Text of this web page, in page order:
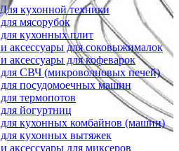
Для кухонной техники
мясорубок
кухонных плит
аксессуары для соковыжималок
аксессуары для кофеварок
для СВЧ (микроволновых печей)
для посудомоечных машин
термопотов
йогуртниц
для кухонных комбайнов (машин)
для кухонных вытяжек
аксессуары для миксеров